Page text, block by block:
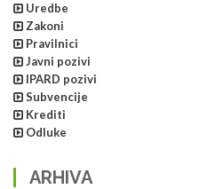
Uredbe
Zakoni
Pravilnici
Javni pozivi
IPARD pozivi
Subvencije
Krediti
Odluke
ARHIVA